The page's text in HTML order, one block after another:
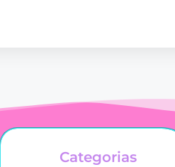
Categorias